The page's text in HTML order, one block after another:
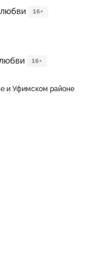
16+
16+
и Уфимском районе